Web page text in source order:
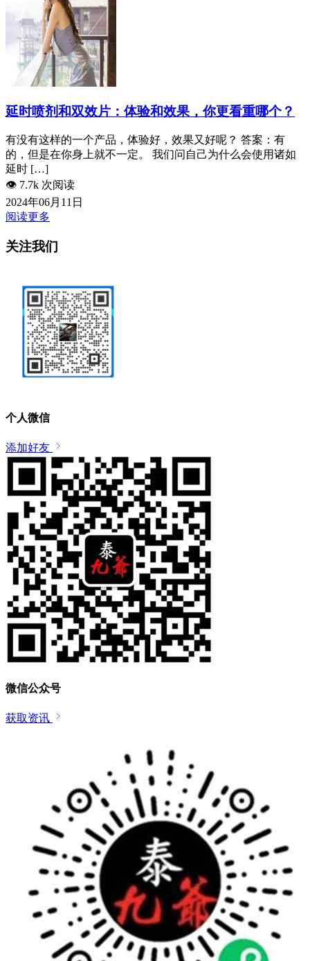
延时喷剂和双效片：体验和效果，你更看重哪个？
有没有这样的一个产品，体验好，效果又好呢？ 答案：有
的，但是在你身上就不一定。 我们问自己为什么会使用诸如
延时 […]
👁️ 7.7k 次阅读
2024年06月11日
阅读更多
关注我们
个人微信
添加好友
微信公众号
获取资讯